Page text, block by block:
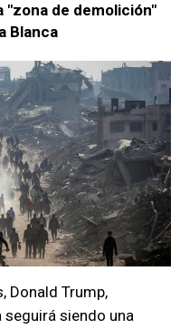
"zona de demolición"
Blanca
Donald Trump,
seguirá siendo una